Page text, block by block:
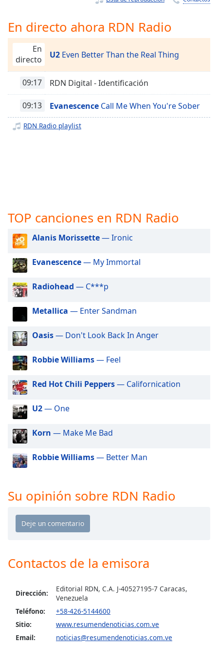
Playback
Chapters
Descriptions
descriptions
subtitles
dialog
subtitles
off
selected
Audio
Track
Picture-
Picture
Fullscreen
This
modal
window.
Beginning
dialog
window.
Escape
and
window.
Color
Opacity
Background
Color
En directo ahora RDN Radio
En
directo
U2 Even Better Than the Real Thing
09:17 RDN Digital - Identificación
09:13 Evanescence Call Me When You're Sober
RDN Radio playlist
TOP canciones en RDN Radio
Alanis Morissette— Ironic
Evanescence— My Immortal
Radiohead — C***p
Metallica — Enter Sandman
Oasis— Don't Look Back In Anger
Robbie Williams— Feel
Red Hot Chili Peppers— Californication
U2— One
Korn — Make Me Bad
Robbie Williams— Better Man
Su opinión sobre RDN Radio
Contactos de la emisora
Dirección:
Editorial RDN, C.A. J-40527195-7 Caracas,
Venezuela
Teléfono:
+58-426-5144600
Sitio:
www.resumendenoticias.com.ve
Email:
noticias@resumendenoticias.com.ve